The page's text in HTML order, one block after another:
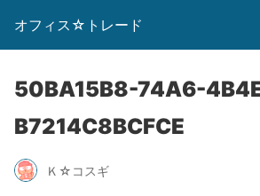
オフィス☆トレード
50BA15B8-74A6-
B7214C8BCFCE
Ｋ☆コスギ